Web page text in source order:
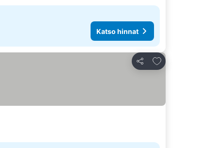
Katso hinnat
Jaa
Lisää suosikkeihin